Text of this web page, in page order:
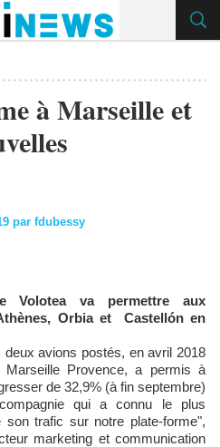
à Marseille et
par fdubessy
Volotea va permettre aux
Orbia et Castellón en
avions postés, en avril 2018
Provence, a permis à
de 32,9% (à fin septembre)
qui a connu le plus
son trafic sur notre plate-forme",
marketing et communication